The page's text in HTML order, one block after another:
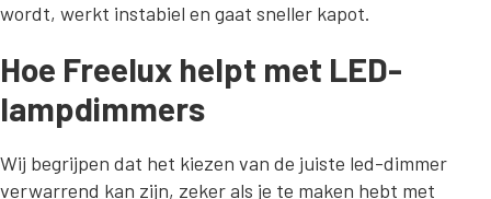
wordt, werkt instabiel en gaat sneller kapot.
Hoe Freelux helpt met LED-
lampdimmers
Wij begrijpen dat het kiezen van de juiste led-dimmer
verwarrend kan zijn, zeker als je te maken hebt met